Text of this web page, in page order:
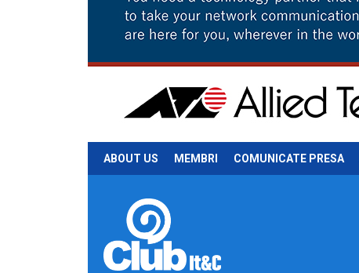
ABOUT US MEMBRI COMUNICATE PRESA